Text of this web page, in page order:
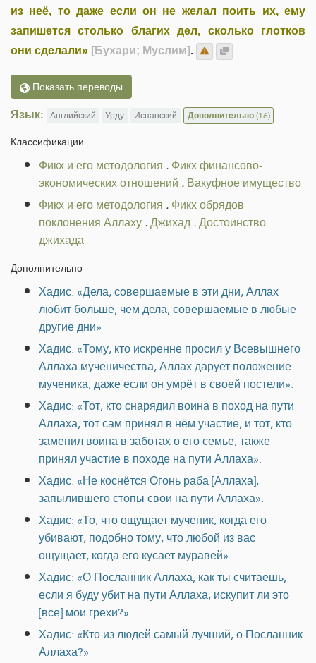
из неё, то даже если он не желал поить их, ему
запишется столько благих дел, сколько глотков
они сделали» [Бухари; Муслим].
Показать переводы
Язык: Английский Урду Испанский Дополнительно(16)
Классификации
Фикх и его методология .Фикх финансово-
экономических отношений .Вакуфное имущество
Фикх и его методология .Фикх обрядов
поклонения Аллаху.Джихад.Достоинство
джихада
Дополнительно
Хадис: «Дела, совершаемые в эти дни, Аллах
любит больше, чем дела, совершаемые в любые
другие дни»
Хадис: «Тому, кто искренне просил у Всевышнего
Аллаха мученичества, Аллах дарует положение
мученика, даже если он умрёт в своей постели».
Хадис: «Тот, кто снарядил воина в поход на пути
Аллаха, тот сам принял в нём участие, и тот, кто
заменил воина в заботах о его семье, также
принял участие в походе на пути Аллаха».
Хадис: «Не коснётся Огонь раба [Аллаха],
запылившего стопы свои на пути Аллаха».
Хадис: «То, что ощущает мученик, когда его
убивают, подобно тому, что любой из вас
ощущает, когда его кусает муравей»
Хадис: «О Посланник Аллаха, как ты считаешь,
если я буду убит на пути Аллаха, искупит ли это
[все] мои грехи?»
Хадис: «Кто из людей самый лучший, о Посланник
Аллаха?»